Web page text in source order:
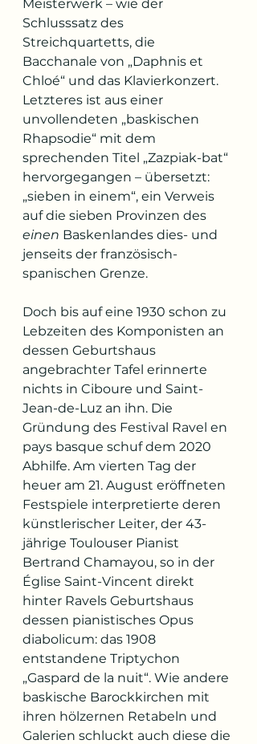
Meisterwerk – wie der
Schlusssatz des
Streichquartetts, die
Bacchanale von „Daphnis et
Chloé“ und das Klavierkonzert.
Letzteres ist aus einer
unvollendeten „baskischen
Rhapsodie“ mit dem
sprechenden Titel „Zazpiak-bat“
hervorgegangen – übersetzt:
„sieben in einem“, ein Verweis
auf die sieben Provinzen des
einen Baskenlandes dies- und
jenseits der französisch-
spanischen Grenze.
Doch bis auf eine 1930 schon zu
Lebzeiten des Komponisten an
dessen Geburtshaus
angebrachter Tafel erinnerte
nichts in Ciboure und Saint-
Jean-de-Luz an ihn. Die
Gründung des Festival Ravel en
pays basque schuf dem 2020
Abhilfe. Am vierten Tag der
heuer am 21. August eröffneten
Festspiele interpretierte deren
künstlerischer Leiter, der 43-
jährige Toulouser Pianist
Bertrand Chamayou, so in der
Église Saint-Vincent direkt
hinter Ravels Geburtshaus
dessen pianistisches Opus
diabolicum: das 1908
entstandene Triptychon
„Gaspard de la nuit“. Wie andere
baskische Barockkirchen mit
ihren hölzernen Retabeln und
Galerien schluckt auch diese die